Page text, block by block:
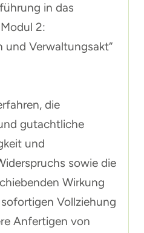
in das
2:
und Verwaltungsakt“
die
gutachtliche
und
sowie die
Wirkung
Vollziehung
Anfertigen von